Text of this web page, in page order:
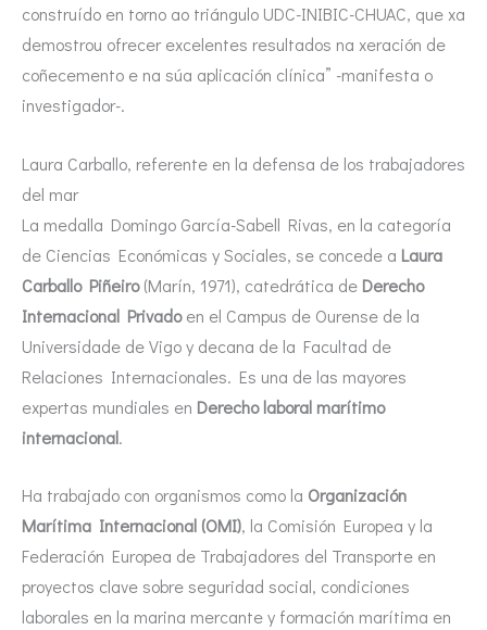
construído en torno ao triángulo UDC-INIBIC-CHUAC, que xa
demostrou ofrecer excelentes resultados na xeración de
coñecemento e na súa aplicación clínica” -manifesta o
investigador-.
Laura Carballo, referente en la defensa de los trabajadores
del mar
La medalla Domingo García-Sabell Rivas, en la categoría
de Ciencias Económicas y Sociales, se concede a Laura
Carballo Piñeiro(Marín, 1971), catedrática de Derecho
Internacional Privadoen el Campus de Ourense de la
Universidade de Vigo y decana de la Facultad de
Relaciones Internacionales. Es una de las mayores
expertas mundiales en Derecho laboral marítimo
internacional.
Ha trabajado con organismos como la Organización
Marítima Internacional (OMI), la Comisión Europea y la
Federación Europea de Trabajadores del Transporte en
proyectos clave sobre seguridad social, condiciones
laborales en la marina mercante y formación marítima en